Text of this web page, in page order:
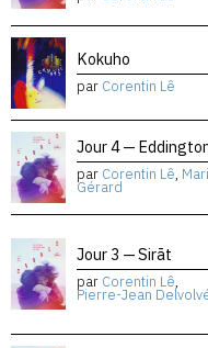
Kokuho
par Corentin Lê
Jour 4 —
par Corentin Lê,
Gérard
Jour 3 — Sirāt
par Corentin Lê,
Pierre-Jean